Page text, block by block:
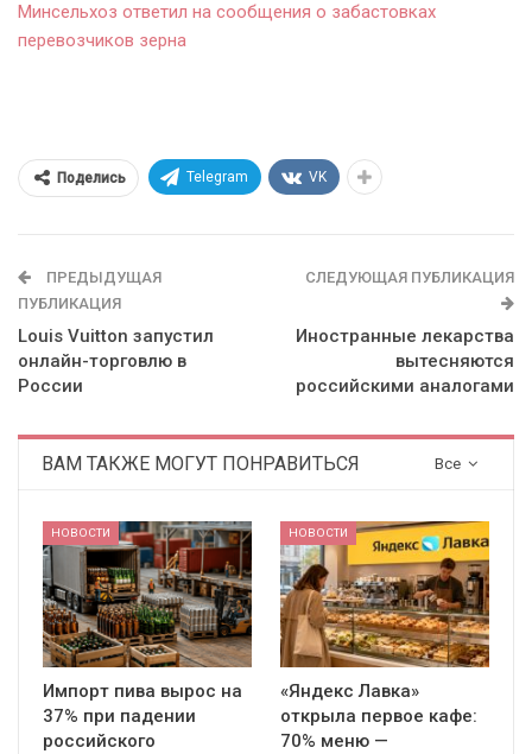
Минсельхоз ответил на сообщения о забастовках
перевозчиков зерна
Поделись Telegram VK
ПРЕДЫДУЩАЯ
ПУБЛИКАЦИЯ
Louis Vuitton запустил
онлайн-торговлю в
России
СЛЕДУЮЩАЯ ПУБЛИКАЦИЯ
Иностранные лекарства
вытесняются
российскими аналогами
Все
ВАМ ТАКЖЕ МОГУТ ПОНРАВИТЬСЯ
НОВОСТИ
Импорт пива вырос на
37% при падении
российского
НОВОСТИ
«Яндекс Лавка»
открыла первое кафе:
70% меню —